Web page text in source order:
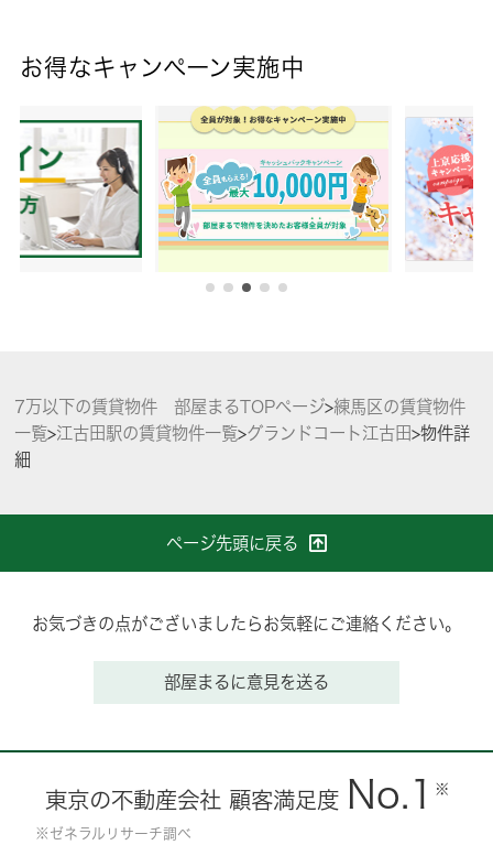
お得なキャンペーン実施中
7万以下の賃貸物件 部屋まるTOPページ>練馬区の賃貸物件
一覧>江古田駅の賃貸物件一覧>グランドコート江古田>物件詳
細
ページ先頭に戻る
お気づきの点がございましたらお気軽にご連絡ください。
部屋まるに意見を送る
東京の不動産会社 顧客満足度 No.1 ※
※ゼネラルリサーチ調べ